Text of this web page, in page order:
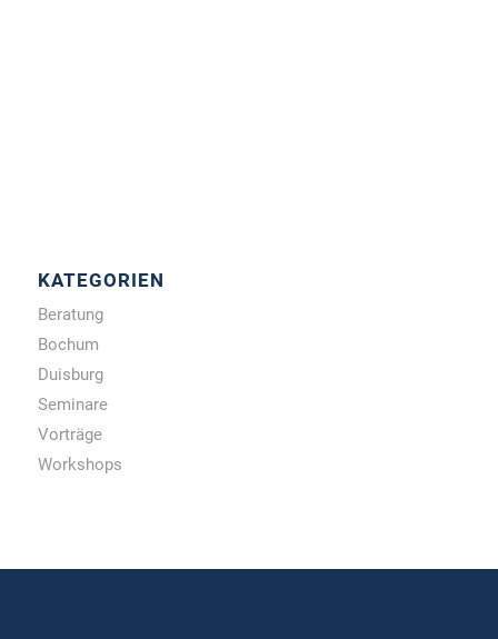
KATEGORIEN
Beratung
Bochum
Duisburg
Seminare
Vorträge
Workshops